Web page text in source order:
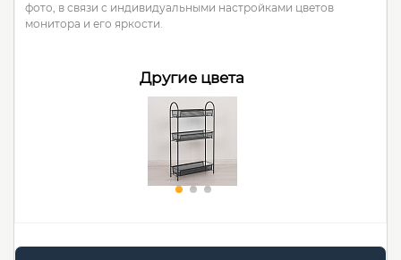
фото, в связи с индивидуальными настройками цветов
монитора и его яркости.
Другие цвета